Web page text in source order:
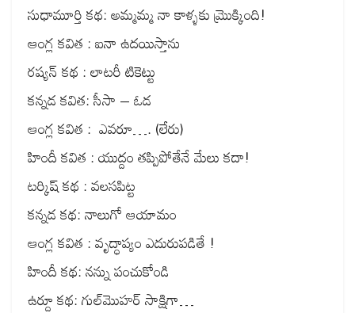
సుధామూర్తి కథ: అమ్మమ్మ నా కాళ్ళకు మ్రొక్కింది!
ఆంగ్ల కవిత : ఐనా ఉదయిస్తాను
రష్యన్ కథ : లాటరీ టికెట్టు
కన్నడ కవిత: సీసా – ఓడ
ఆంగ్ల కవిత : ఎవరూ…. (లేరు)
హిందీ కవిత : యుద్దం తప్పిపోతేనే మేలు కదా!
టర్కిష్ కథ : వలసపిట్ట
కన్నడ కథ: నాలుగో ఆయామం
ఆంగ్ల కవిత : వృద్ధాప్యం ఎదురుపడితే !
హిందీ కథ: నన్ను పంచుకోండి
ఉర్దూ కథ: గుల్‌మొహర్ సాక్షిగా…